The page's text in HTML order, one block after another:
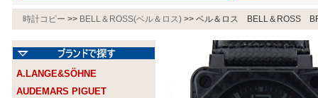
時計コピー >> BELL＆ROSS(ベル＆ロス) >> ベル＆ロス BELL＆ROSS
A.LANGE&SÖHNE
AUDEMARS PIGUET